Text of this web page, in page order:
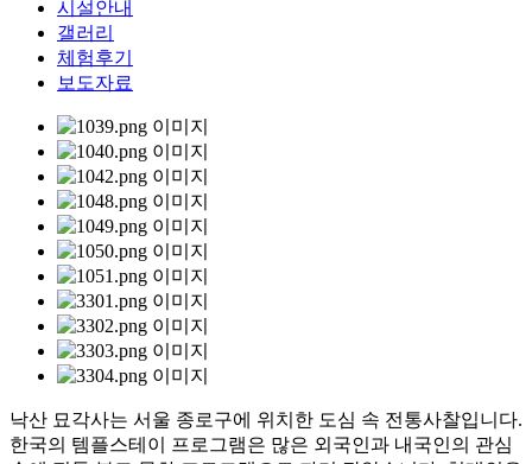
시설안내
갤러리
체험후기
보도자료
낙산 묘각사는 서울 종로구에 위치한 도심 속 전통사찰입니다.
한국의 템플스테이 프로그램은 많은 외국인과 내국인의 관심